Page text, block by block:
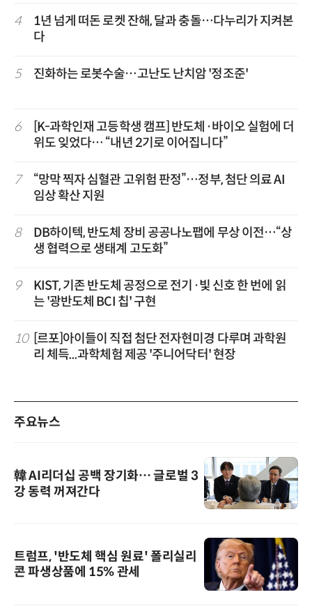
4
1년 넘게 떠돈 로켓 잔해, 달과 충돌…다누리가 지켜본
다
5 진화하는 로봇수술…고난도 난치암 '정조준'
6
[K-과학인재 고등학생 캠프] 반도체·바이오 실험에 더
위도 잊었다… “내년 2기로 이어집니다”
7
“망막 찍자 심혈관 고위험 판정”…정부, 첨단 의료 AI
임상 확산 지원
8
DB하이텍, 반도체 장비 공공나노팹에 무상 이전…“상
생 협력으로 생태계 고도화”
9
KIST, 기존 반도체 공정으로 전기·빛 신호 한 번에 읽
는 '광반도체 BCI 칩' 구현
10
[르포]아이들이 직접 첨단 전자현미경 다루며 과학원
리 체득...과학체험 제공 '주니어닥터' 현장
주요뉴스
韓 AI리더십 공백 장기화… 글로벌 3
강 동력 꺼져간다
트럼프, '반도체 핵심 원료' 폴리실리
콘 파생상품에 15% 관세